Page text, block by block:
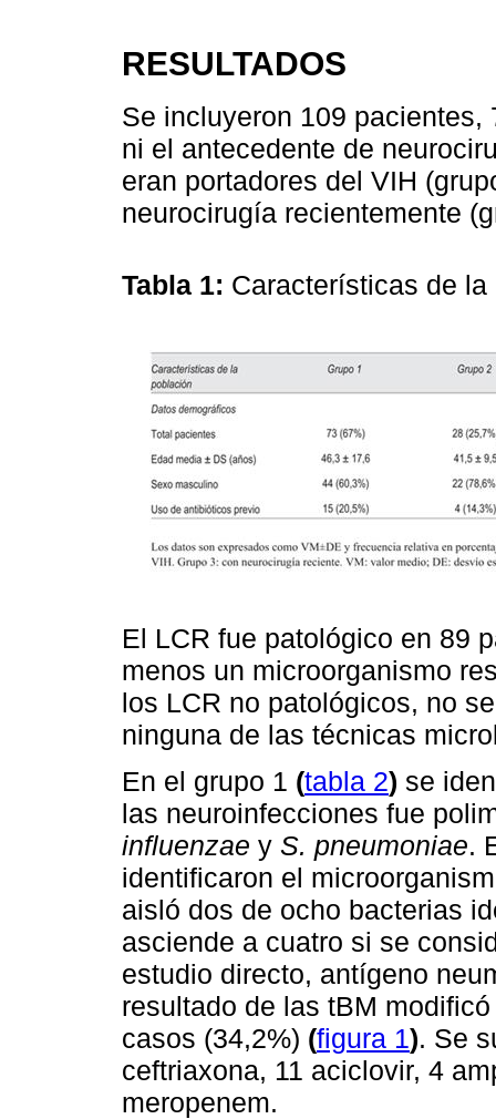
RESULTADOS
Se incluyeron 109
ni el antecedente de
eran portadores del VIH
neurocirugía recientemente
Tabla 1: Características de
El LCR fue patológico en 89
menos un microorganismo
los LCR no patológicos, no
ninguna de las técnicas
En el grupo 1 (tabla 2) se
las neuroinfecciones fue
influenzae y S. pneumoniae.
identificaron el
aisló dos de ocho bacterias
asciende a cuatro si se
estudio directo, antígeno
resultado de las tBM
casos (34,2%) (figura 1). Se
ceftriaxona, 11 aciclovir, 4
meropenem.